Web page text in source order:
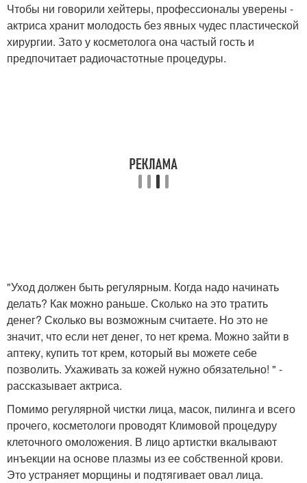
Чтобы ни говорили хейтеры, профессионалы уверены -
актриса хранит молодость без явных чудес пластической
хирургии. Зато у косметолога она частый гость и
предпочитает радиочастотные процедуры.
"Уход должен быть регулярным. Когда надо начинать
делать? Как можно раньше. Сколько на это тратить
денег? Сколько вы возможным считаете. Но это не
значит, что если нет денег, то нет крема. Можно зайти в
аптеку, купить тот крем, который вы можете себе
позволить. Ухаживать за кожей нужно обязательно! " -
рассказывает актриса.
Помимо регулярной чистки лица, масок, пилинга и всего
прочего, косметологи проводят Климовой процедуру
клеточного омоложения. В лицо артистки вкалывают
инъекции на основе плазмы из ее собственной крови.
Это устраняет морщины и подтягивает овал лица.